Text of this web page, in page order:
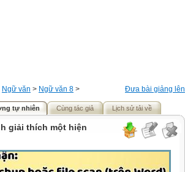
Đưa bài giảng lên
Ngữ văn > Ngữ văn 8 >
tự nhiên Cùng tác giả Lịch sử tải về
giải thích một hiện